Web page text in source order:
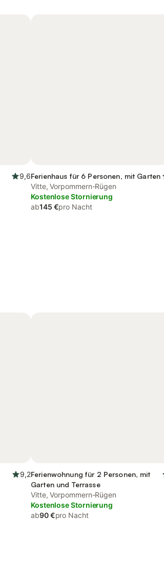
9,6Ferienhaus für 6 Personen, mit Garten
Vitte, Vorpommern-Rügen
Kostenlose Stornierung
ab145 €pro Nacht
9,2Ferienwohnung für 2 Personen, mit
Garten und Terrasse
Vitte, Vorpommern-Rügen
Kostenlose Stornierung
ab90 €pro Nacht